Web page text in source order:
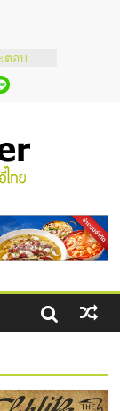
นดี?
อบ
ถานี